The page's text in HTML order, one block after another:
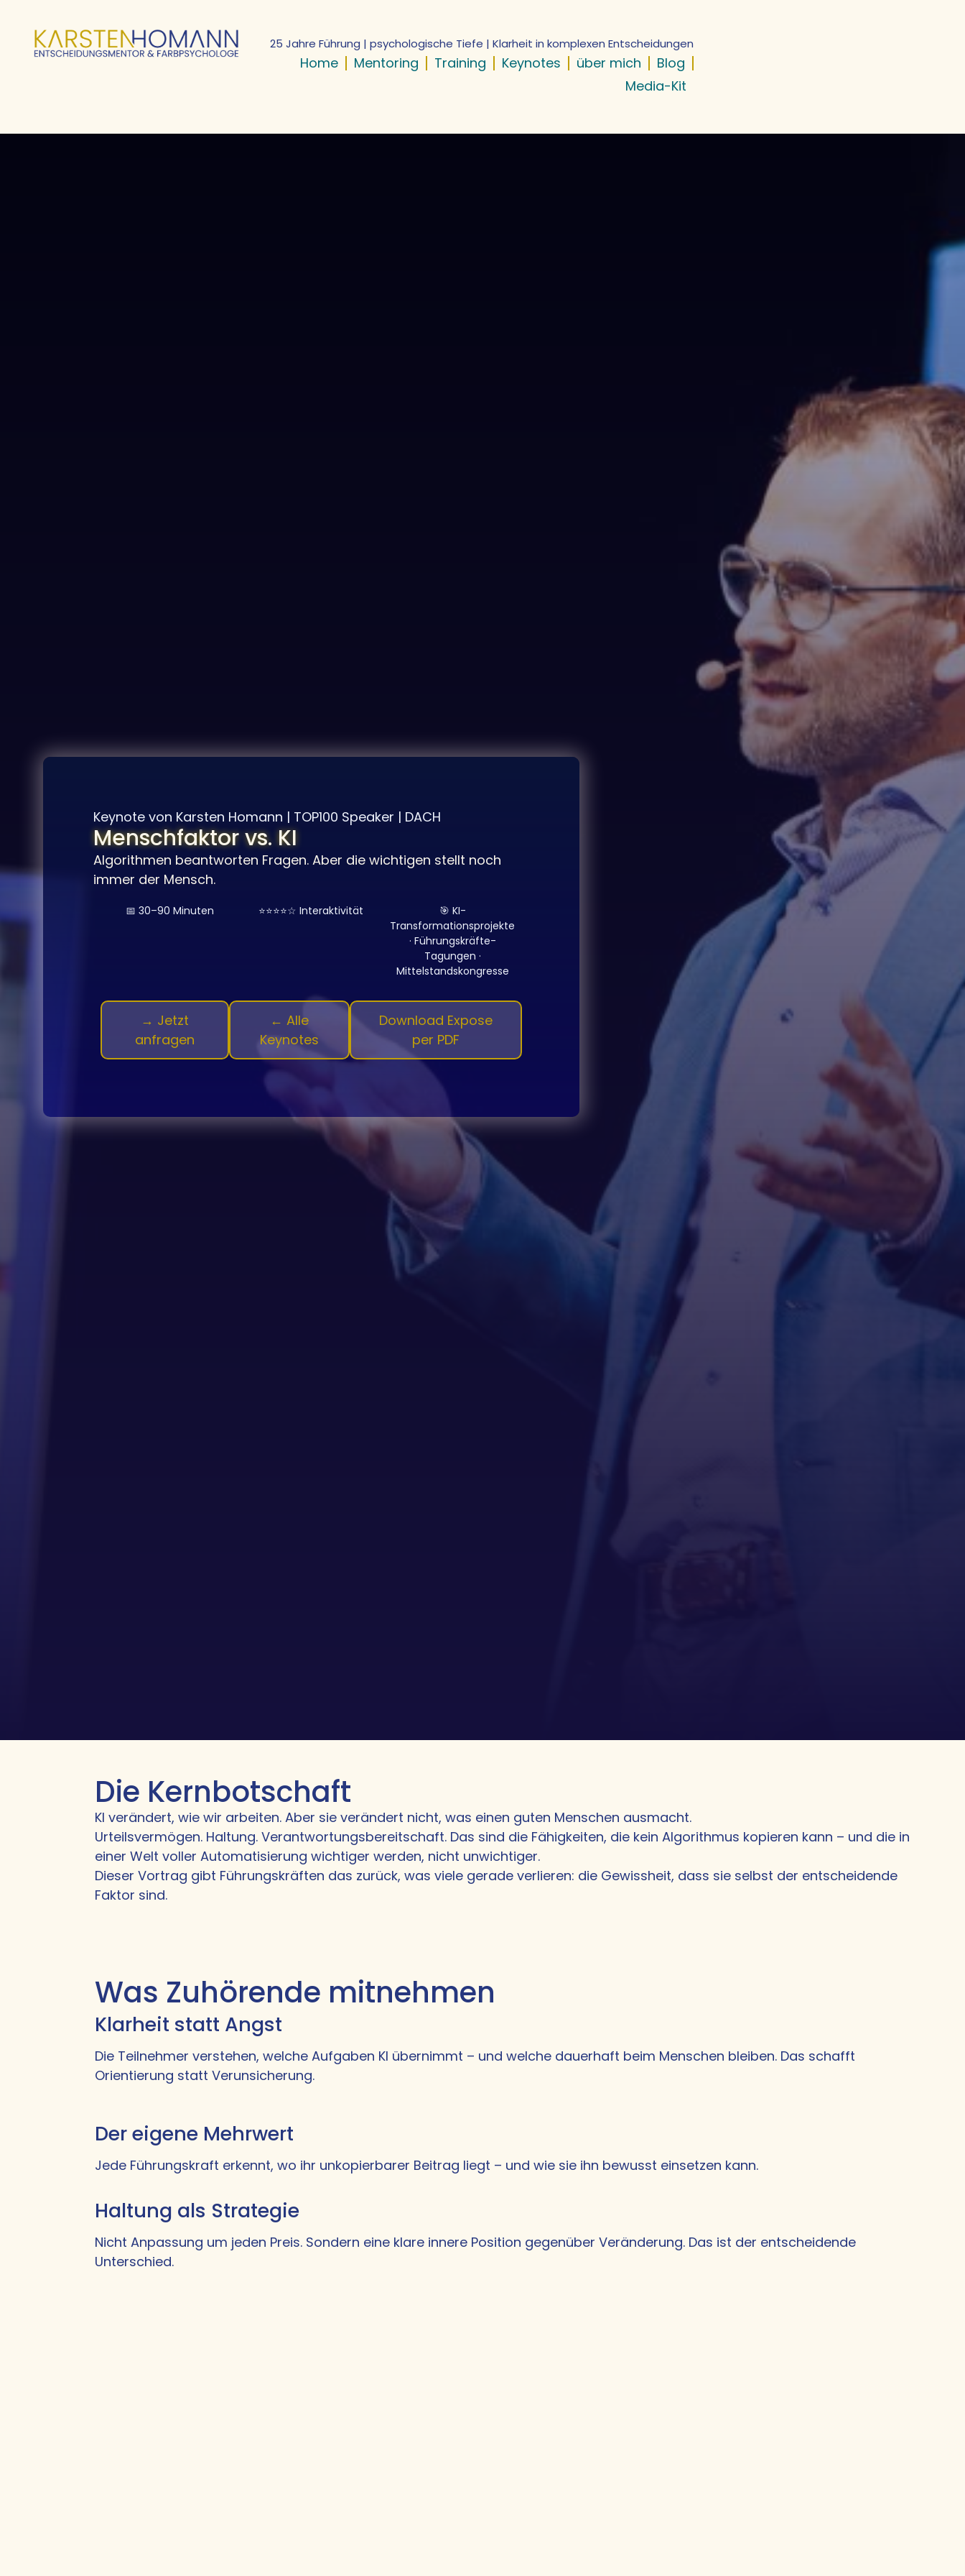
25 Jahre Führung | psychologische Tiefe | Klarheit in komplexen Entscheidungen
Home Mentoring Training Keynotes über mich
Blog
Media-Kit
Keynote von Karsten Homann | TOP100 Speaker | DACH
Menschfaktor vs. KI
Algorithmen beantworten Fragen. Aber die wichtigen stellt noch
immer der Mensch.
📅 30–90 Minuten ⭐⭐⭐⭐☆ Interaktivität
🎯 KI-
Transformationsprojekte
· Führungskräfte-
Tagungen ·
Mittelstandskongresse
→ Jetzt
anfragen
← Alle
Keynotes
Download Expose
per PDF
Die Kernbotschaft
KI verändert, wie wir arbeiten. Aber sie verändert nicht, was einen guten Menschen ausmacht.
Urteilsvermögen. Haltung. Verantwortungsbereitschaft. Das sind die Fähigkeiten, die kein Algorithmus kopieren kann – und die in
einer Welt voller Automatisierung wichtiger werden, nicht unwichtiger.
Dieser Vortrag gibt Führungskräften das zurück, was viele gerade verlieren: die Gewissheit, dass sie selbst der entscheidende
Faktor sind.
Was Zuhörende mitnehmen
Klarheit statt Angst
Die Teilnehmer verstehen, welche Aufgaben KI übernimmt – und welche dauerhaft beim Menschen bleiben. Das schafft
Orientierung statt Verunsicherung.
Der eigene Mehrwert
Jede Führungskraft erkennt, wo ihr unkopierbarer Beitrag liegt – und wie sie ihn bewusst einsetzen kann.
Haltung als Strategie
Nicht Anpassung um jeden Preis. Sondern eine klare innere Position gegenüber Veränderung. Das ist der entscheidende
Unterschied.